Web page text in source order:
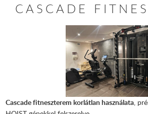
CASCADE
Cascade fitneszterem korlátlan használata ,